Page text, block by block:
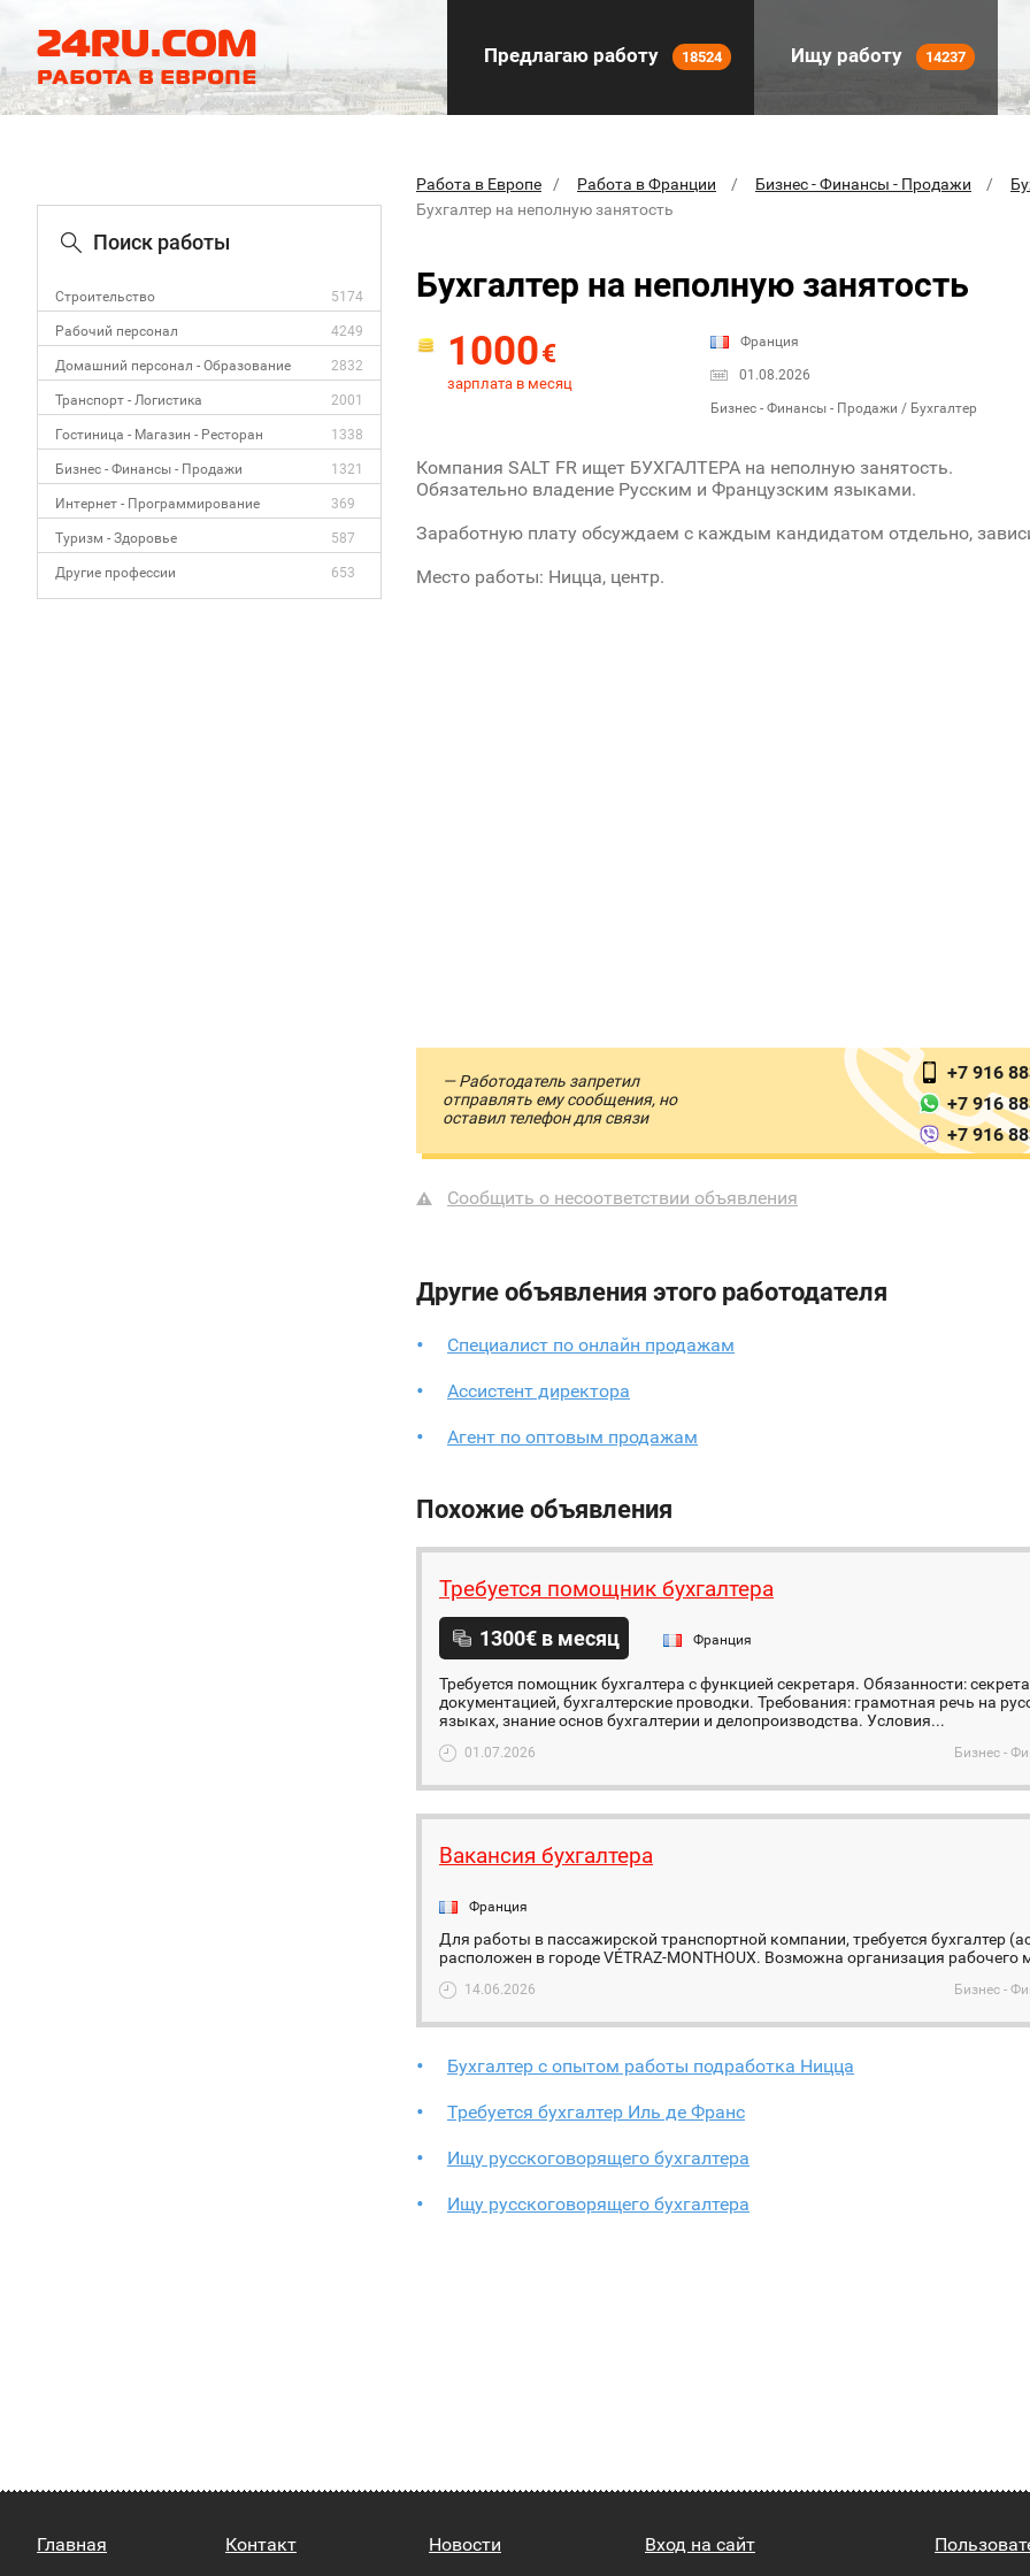
Предлагаю работу 18524 Ищу работу 14237
Поиск работы
Строительство 5174
Рабочий персонал 4249
Домашний персонал - Образование 2832
Транспорт - Логистика 2001
Гостиница - Магазин - Ресторан 1338
Бизнес - Финансы - Продажи 1321
Интернет - Программирование 369
Туризм - Здоровье 587
Другие профессии 653
Работа в Европе Работа в Франции Бизнес - Финансы - Продажи
Бухгалтер на неполную занятость
Бухгалтер на неполную занятость
1000€
зарплата в месяц
Франция
01.08.2026
Бизнес - Финансы - Продажи / Бухгалтер
Компания SALT FR ищет БУХГАЛТЕРА на неполную занятость.
Обязательно владение Русским и Французским языками.
Заработную плату обсуждаем с каждым кандидатом отдельно,
Место работы: Ницца, центр.
— Работодатель запретил
отправлять ему сообщения, но
оставил телефон для связи
+7 916
+7 916
+7 916
Сообщить о несоответствии объявления
Другие объявления этого работодателя
Специалист по онлайн продажам
Ассистент директора
Агент по оптовым продажам
Похожие объявления
Требуется помощник бухгалтера
1300€ в месяц Франция
Требуется помощник бухгалтера с функцией секретаря. Обязанности:
документацией, бухгалтерские проводки. Требования: грамотная речь на
языках, знание основ бухгалтерии и делопроизводства. Условия...
01.07.2026 Бизнес -
Вакансия бухгалтера
Франция
Для работы в пассажирской транспортной компании, требуется бухгалтер
расположен в городе VÉTRAZ-MONTHOUX. Возможна организация рабочего
14.06.2026 Бизнес -
Бухгалтер с опытом работы подработка Ницца
Требуется бухгалтер Иль де Франс
Ищу русскоговорящего бухгалтера
Ищу русскоговорящего бухгалтера
Главная Контакт Новости Вход на сайт